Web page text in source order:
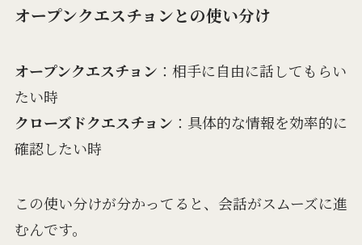
オープンクエスチョンとの使い分け
オープンクエスチョン ：相手に自由に話してもらい
たい時
クローズドクエスチョン ：具体的な情報を効率的に
確認したい時
この使い分けが分かってると、会話がスムーズに進
むんです。